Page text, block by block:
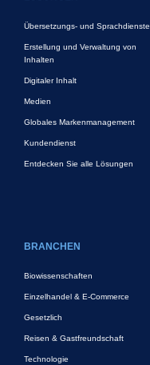
Übersetzungs- und Sprachdienste
Erstellung und Verwaltung von
Inhalten
Digitaler Inhalt
Medien
Globales Markenmanagement
Kundendienst
Entdecken Sie alle Lösungen
BRANCHEN
Biowissenschaften
Einzelhandel & E-Commerce
Gesetzlich
Reisen & Gastfreundschaft
Technologie